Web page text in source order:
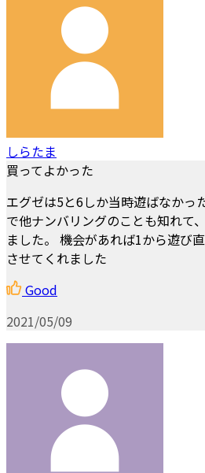
しらたま
買ってよかった
エグゼは5と6しか当時遊ばなかっ
で他ナンバリングのことも知れて
ました。 機会があれば1から遊び
させてくれました
Good
2021/05/09